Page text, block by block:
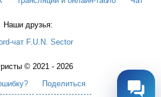
Наши друзья:
чат F.U.N. Sector
© 2021 - 2026
Поделиться